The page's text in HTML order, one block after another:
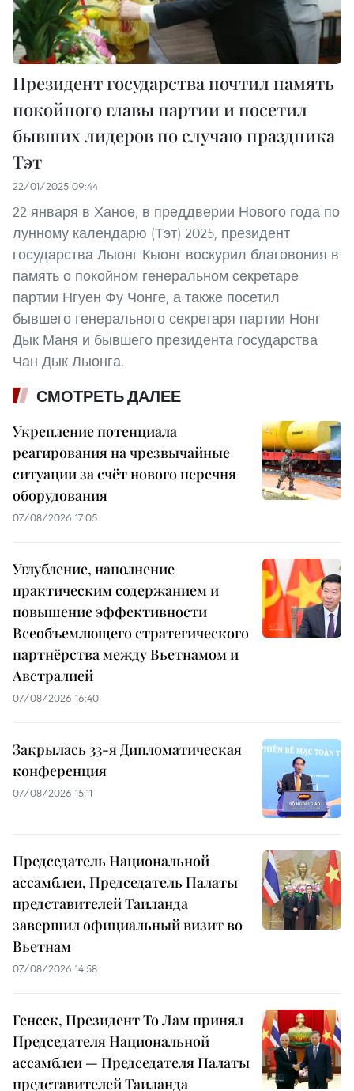
Президент государства почтил память
покойного главы партии и посетил
бывших лидеров по случаю праздника
Тэт
22/01/2025 09:44
22 января в Ханое, в преддверии Нового года по
лунному календарю (Тэт) 2025, президент
государства Лыонг Кыонг воскурил благовония в
память о покойном генеральном секретаре
партии Нгуен Фу Чонге, а также посетил
бывшего генерального секретаря партии Нонг
Дык Маня и бывшего президента государства
Чан Дык Лыонга.
СМОТРЕТЬ ДАЛЕЕ
Укрепление потенциала
реагирования на чрезвычайные
ситуации за счёт нового перечня
оборудования
07/08/2026 17:05
Углубление, наполнение
практическим содержанием и
повышение эффективности
Всеобъемлющего стратегического
партнёрства между Вьетнамом и
Австралией
07/08/2026 16:40
Закрылась 33-я Дипломатическая
конференция
07/08/2026 15:11
Председатель Национальной
ассамблеи, Председатель Палаты
представителей Таиланда
завершил официальный визит во
Вьетнам
07/08/2026 14:58
Генсек, Президент То Лам принял
Председателя Национальной
ассамблеи — Председателя Палаты
представителей Таиланда